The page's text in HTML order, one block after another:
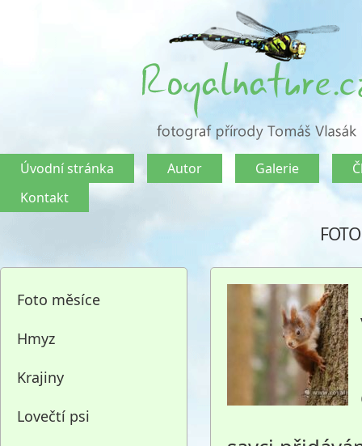
Úvodní stránka Autor Galerie
Kontakt
Foto měsíce
Hmyz
Krajiny
Lovečtí psi